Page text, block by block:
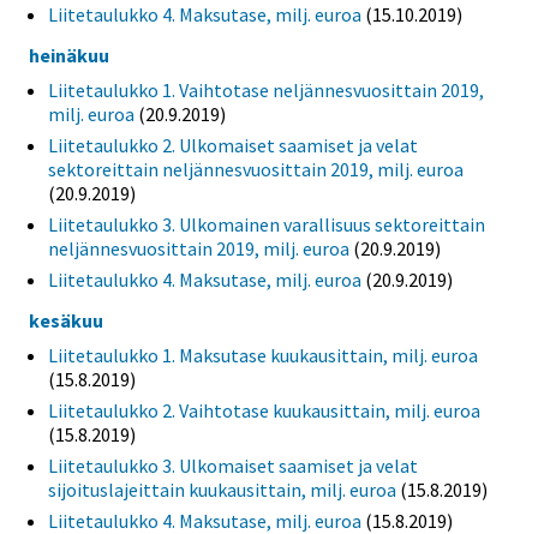
Liitetaulukko 4. Maksutase, milj. euroa (15.10.2019)
heinäkuu
Liitetaulukko 1. Vaihtotase neljännesvuosittain 2019,
milj. euroa (20.9.2019)
Liitetaulukko 2. Ulkomaiset saamiset ja velat
sektoreittain neljännesvuosittain 2019, milj. euroa
(20.9.2019)
Liitetaulukko 3. Ulkomainen varallisuus sektoreittain
neljännesvuosittain 2019, milj. euroa (20.9.2019)
Liitetaulukko 4. Maksutase, milj. euroa (20.9.2019)
kesäkuu
Liitetaulukko 1. Maksutase kuukausittain, milj. euroa
(15.8.2019)
Liitetaulukko 2. Vaihtotase kuukausittain, milj. euroa
(15.8.2019)
Liitetaulukko 3. Ulkomaiset saamiset ja velat
sijoituslajeittain kuukausittain, milj. euroa (15.8.2019)
Liitetaulukko 4. Maksutase, milj. euroa (15.8.2019)